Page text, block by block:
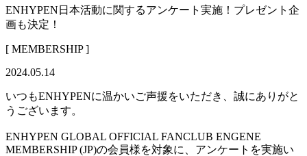
ENHYPEN日本活動に関するアンケート実施！プレゼント企
画も決定！
[ MEMBERSHIP ]
2024.05.14
いつもENHYPENに温かいご声援をいただき、誠にありがと
うございます。
ENHYPEN GLOBAL OFFICIAL FANCLUB ENGENE
MEMBERSHIP (JP)の会員様を対象に、アンケートを実施い